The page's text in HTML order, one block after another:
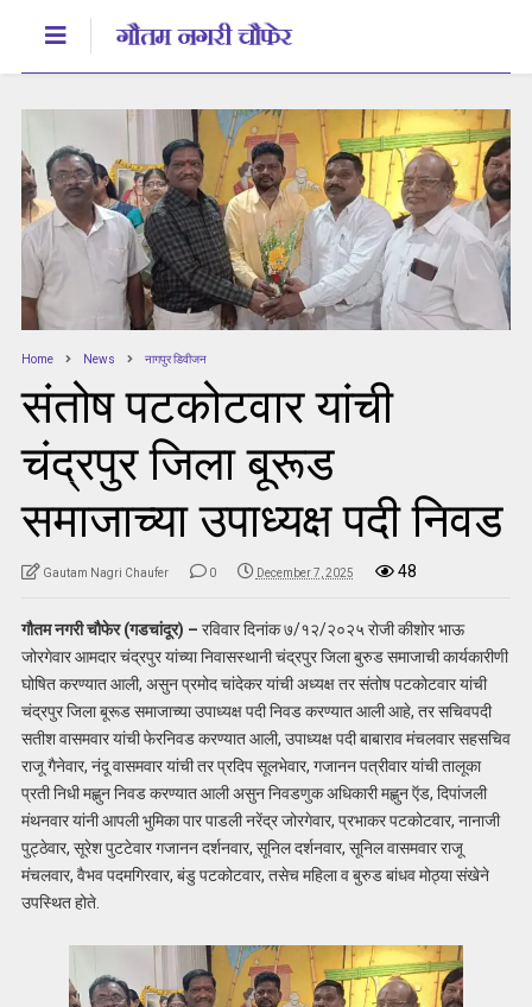
Home News नागपुर डिवीजन
संतोष पटकोटवार यांची
चंद्रपुर जिला बूरूड
समाजाच्या उपाध्यक्ष पदी निवड
Gautam Nagri Chaufer 0 December 7, 2025 48
गौतम नगरी चौफेर (गडचांदूर) – रविवार दिनांक ७/१२/२०२५ रोजी कीशोर भाऊ
जोरगेवार आमदार चंद्रपुर यांच्या निवासस्थानी चंद्रपुर जिला बुरुड समाजाची कार्यकारीणी
घोषित करण्यात आली, असुन प्रमोद चांदेकर यांची अध्यक्ष तर संतोष पटकोटवार यांची
चंद्रपुर जिला बूरूड समाजाच्या उपाध्यक्ष पदी निवड करण्यात आली आहे, तर सचिवपदी
सतीश वासमवार यांची फेरनिवड करण्यात आली, उपाध्यक्ष पदी बाबाराव मंचलवार सहसचिव
राजू गैनेवार, नंदू वासमवार यांची तर प्रदिप सूलभेवार, गजानन पत्रीवार यांची तालूका
प्रती निधी मह्णुन निवड करण्यात आली असुन निवडणुक अधिकारी मह्णुन ऍड, दिपांजली
मंथनवार यांनी आपली भुमिका पार पाडली नरेंद्र जोरगेवार, प्रभाकर पटकोटवार, नानाजी
पुट्ठेवार, सूरेश पुटटेवार गजानन दर्शनवार, सूनिल दर्शनवार, सूनिल वासमवार राजू
मंचलवार, वैभव पदमगिरवार, बंडु पटकोटवार, तसेच महिला व बुरुड बांधव मोठ्या संखेने
उपस्थित होते.